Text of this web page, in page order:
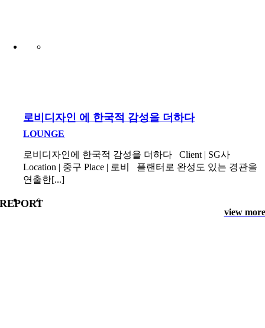
로비디자인 에 한국적 감성을 더하다
LOUNGE
로비디자인에 한국적 감성을 더하다 Client | SG사
Location | 중구 Place | 로비 플랜터로 완성도 있는 경관을
연출한[...]
REPORT
view more